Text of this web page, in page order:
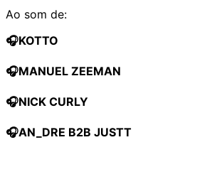
Ao som de:
🎧KOTTO
🎧MANUEL ZEEMAN
🎧NICK CURLY
🎧AN_DRE B2B JUSTT